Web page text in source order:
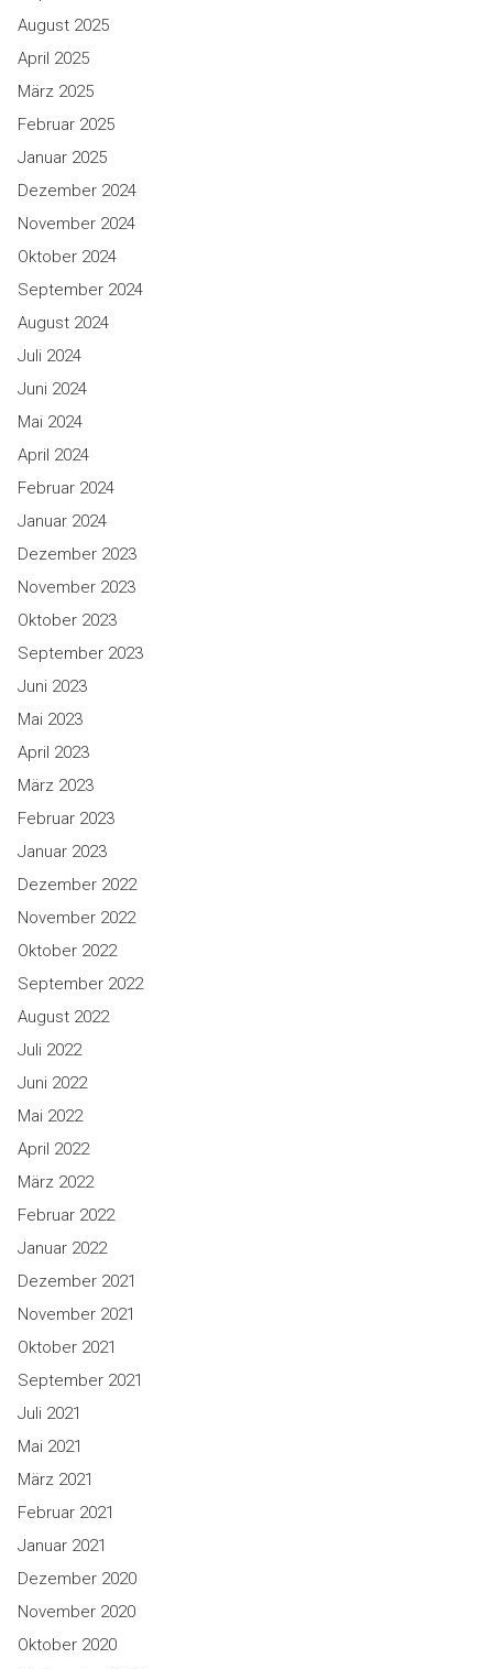
August 2025
April 2025
März 2025
Februar 2025
Januar 2025
Dezember 2024
November 2024
Oktober 2024
September 2024
August 2024
Juli 2024
Juni 2024
Mai 2024
April 2024
Februar 2024
Januar 2024
Dezember 2023
November 2023
Oktober 2023
September 2023
Juni 2023
Mai 2023
April 2023
März 2023
Februar 2023
Januar 2023
Dezember 2022
November 2022
Oktober 2022
September 2022
August 2022
Juli 2022
Juni 2022
Mai 2022
April 2022
März 2022
Februar 2022
Januar 2022
Dezember 2021
November 2021
Oktober 2021
September 2021
Juli 2021
Mai 2021
März 2021
Februar 2021
Januar 2021
Dezember 2020
November 2020
Oktober 2020